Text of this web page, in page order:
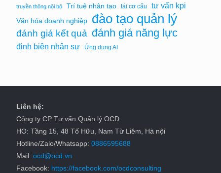
truyền thông nội bộ Trí tuệ nhân tạo tái cơ cấu tư vấn kpi
Văn hóa doanh nghiệp đào tạo quản lý
đánh giá kết quả đánh giá năng lực
định biên nhân sự Ứng dụng AI
Liên hệ:
Công ty CP Tư vấn Quản lý OCD
HO: Tầng 15, 48 Tố Hữu, Nam Từ Liêm, Hà nội
Hotline/Zalo/Whatsapp: 0886595688
Mail: ocd@ocd.vn
Facebook: https://facebook.com/ocdconsulting